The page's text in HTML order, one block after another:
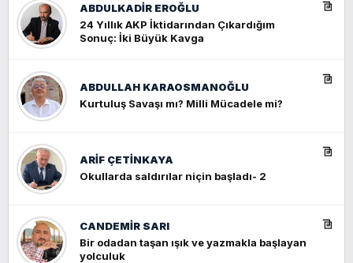
ABDULKADIR EROĞLU
24 Yıllık AKP İktidarından Çıkardığım
Sonuç: İki Büyük Kavga
ABDULLAH KARAOSMANOĞLU
Kurtuluş Savaşı mı? Milli Mücadele mi?
ARIF ÇETİNKAYA
Okullarda saldırılar niçin başladı- 2
CANDEMIR SARI
Bir odadan taşan ışık ve yazmakla başlayan
yolculuk